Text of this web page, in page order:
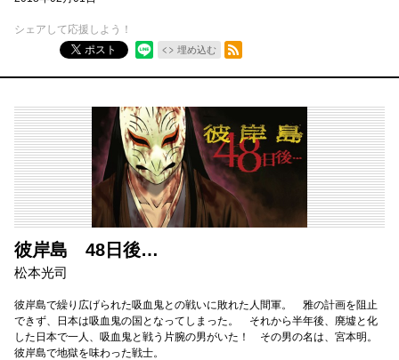
シェアして応援しよう！
ポスト
埋め込む
RSSフィード
彼岸島 48日後…
松本光司
彼岸島で繰り広げられた吸血鬼との戦いに敗れた人間軍。 雅の計画を阻止
できず、日本は吸血鬼の国となってしまった。 それから半年後、廃墟と化
した日本で一人、吸血鬼と戦う片腕の男がいた！ その男の名は、宮本明。
彼岸島で地獄を味わった戦士。